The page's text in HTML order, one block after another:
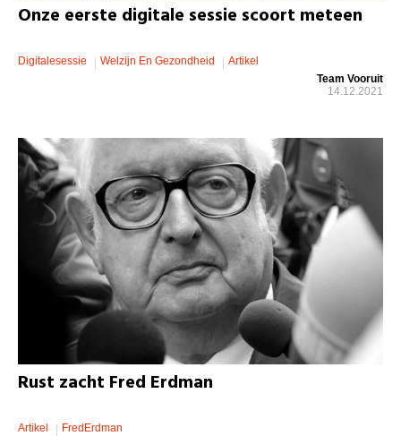
Onze eerste digitale sessie scoort meteen
Digitalesessie Welzijn En Gezondheid
Artikel
Team Vooruit
14.12.2021
Rust zacht Fred Erdman
Artikel
FredErdman